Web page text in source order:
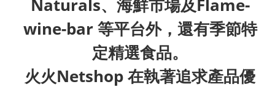
Naturals、海鮮市場及Flame-
wine-bar 等平台外，還有季節特
定精選食品。
火火Netshop 在執著追求產品優